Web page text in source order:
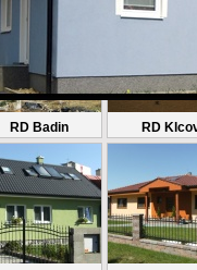
RD Badin RD